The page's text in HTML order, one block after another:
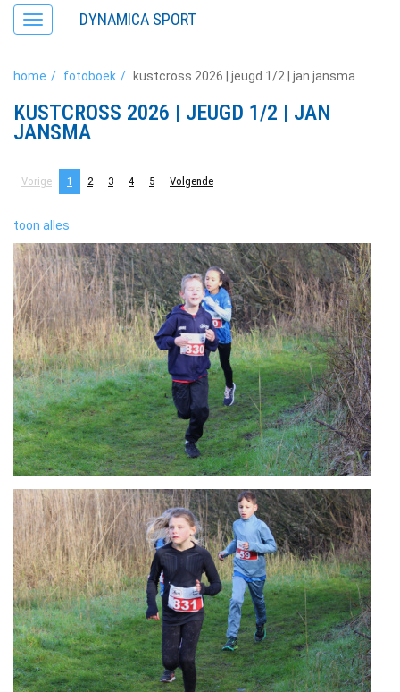
Toggle
navigation
DYNAMICA SPORT
home fotoboek kustcross 2026 | jeugd 1/2 | jan jansma
KUSTCROSS 2026 | JEUGD 1/2 | JAN
JANSMA
Vorige 1 2 3 4 5 Volgende
toon alles